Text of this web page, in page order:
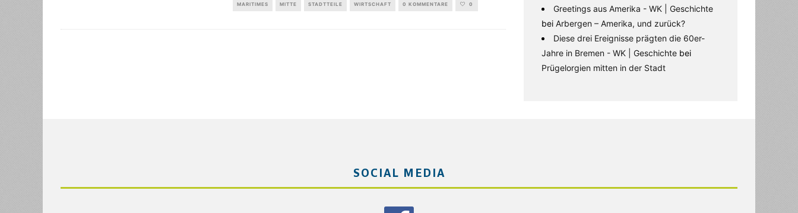
MARITIMES MITTE STADTTEILE WIRTSCHAFT 0 KOMMENTARE 0
Greetings aus Amerika - WK | Geschichte
bei Arbergen – Amerika, und zurück?
Diese drei Ereignisse prägten die 60er-
Jahre in Bremen - WK | Geschichte bei
Prügelorgien mitten in der Stadt
SOCIAL MEDIA